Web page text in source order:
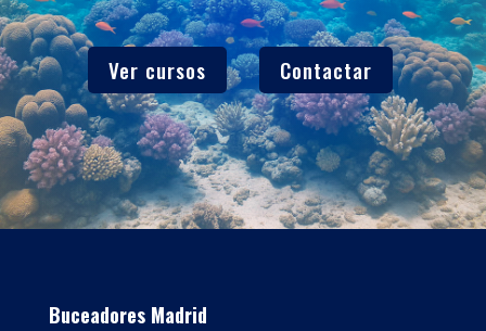
Ver cursos Contactar
Buceadores Madrid